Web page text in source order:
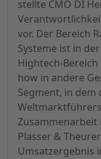
stellte CMO DI
vor. Der Bereich
Systeme ist in
Hightech-
how in andere
Segment, in dem
Plasser &
Umsatzergebnis